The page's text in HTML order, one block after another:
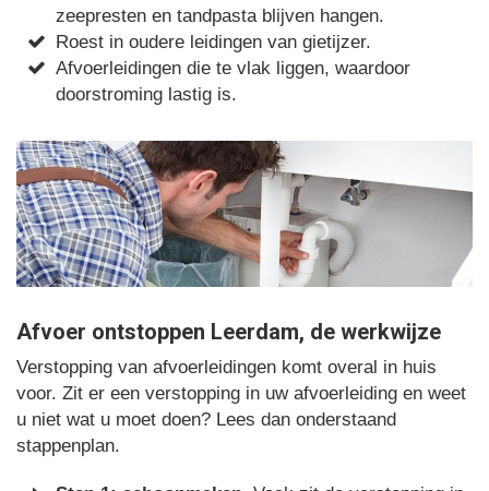
zeepresten en tandpasta blijven hangen.
Roest in oudere leidingen van gietijzer.
Afvoerleidingen die te vlak liggen, waardoor
doorstroming lastig is.
Afvoer ontstoppen Leerdam, de werkwijze
Verstopping van afvoerleidingen komt overal in huis
voor. Zit er een verstopping in uw afvoerleiding en weet
u niet wat u moet doen? Lees dan onderstaand
stappenplan.